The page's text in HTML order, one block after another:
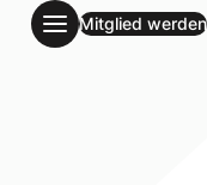
Mitglied werden